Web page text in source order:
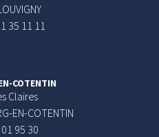
35 11 11
COTENTIN
Claires
EN-COTENTIN
95 30